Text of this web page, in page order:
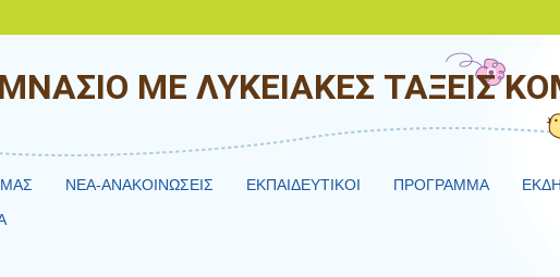
ΜΕ ΛΥΚΕΙΑΚΕΣ ΤΑΞΕΙΣ
NEA-ΑΝΑΚΟΙΝΩΣΕΙΣ ΕΚΠΑΙΔΕΥΤΙΚΟΙ ΠΡΟΓΡΑΜΜΑ